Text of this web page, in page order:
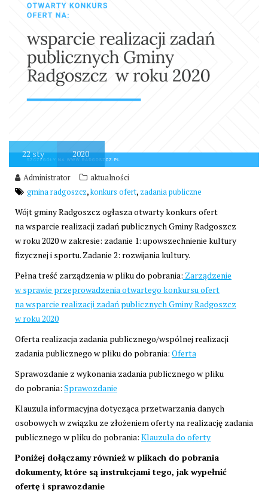
22sty 2020
Administrator
aktualności
gmina radgoszcz,konkurs ofert, zadania publiczne
Wójt gminy Radgoszcz ogłasza otwarty konkurs ofert
na wsparcie realizacji zadań publicznych Gminy Radgoszcz
w roku 2020 w zakresie: zadanie 1: upowszechnienie kultury
fizycznej i sportu. Zadanie 2: rozwijania kultury.
Pełna treść zarządzenia w pliku do pobrania: Zarządzenie
w sprawie przeprowadzenia otwartego konkursu ofert
na wsparcie realizacji zadań publicznych Gminy Radgoszcz
w roku 2020
Oferta realizacja zadania publicznego/wspólnej realizacji
zadania publicznego w pliku do pobrania: Oferta
Sprawozdanie z wykonania zadania publicznego w pliku
do pobrania: Sprawozdanie
Klauzula informacyjna dotycząca przetwarzania danych
osobowych w związku ze złożeniem oferty na realizację zadania
publicznego w pliku do pobrania: Klauzula do oferty
Poniżej dołączamy również w plikach do pobrania
dokumenty, które są instrukcjami tego, jak wypełnić
ofertę i sprawozdanie